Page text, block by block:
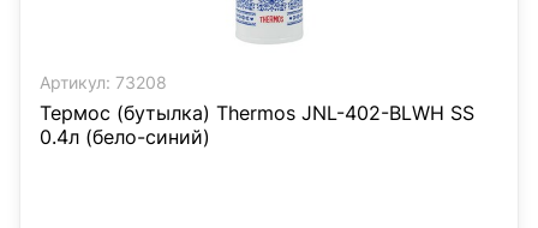
Артикул: 73208
Термос (бутылка) Thermos JNL-402-BLWH SS
0.4л (бело-синий)